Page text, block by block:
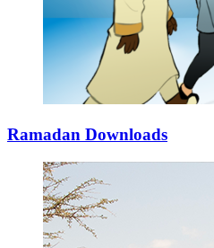
Ramadan Downloads